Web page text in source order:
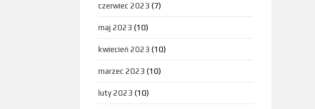
czerwiec 2023 (7)
maj 2023 (10)
kwiecień 2023 (10)
marzec 2023 (10)
luty 2023 (10)